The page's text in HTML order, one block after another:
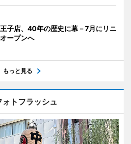
子店、40年の歴史に幕－7月にリニ
ープンへ
もっと見る
ォトフラッシュ